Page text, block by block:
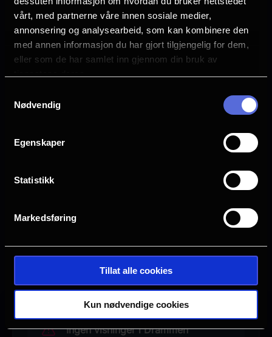
vårt, med partnerne våre innen sosiale medier,
annonsering og analysearbeid, som kan kombinere den
med annen informasjon du har gjort tilgjengelig for dem,
eller som de har samlet inn gjennom din bruk av
Nødvendig
Egenskaper
Statistikk
Markedsføring
Tillat alle cookies
Kun nødvendige cookies
Jack Black
Chris Pratt
Benny Safdie
Anya Taylor-Joy
Brie Larson
Keegan-Michael Key
Ingen visninger i Drammen